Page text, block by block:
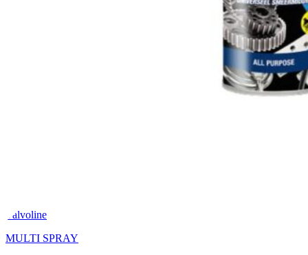
Valvoline
MULTI SPRAY